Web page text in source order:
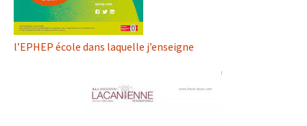
l’EPHEP école dans laquelle j’enseigne